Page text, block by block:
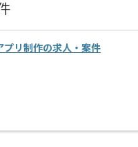
プリ制作の求人・案件